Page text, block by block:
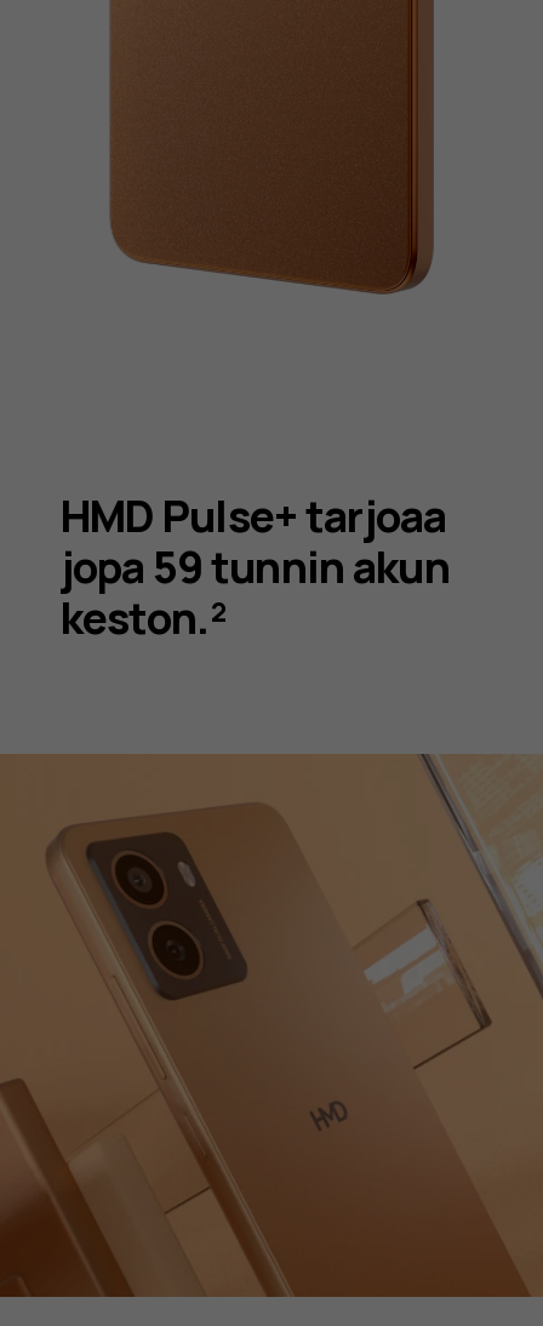
HMD Pulse+ tarjoaa
jopa 59 tunnin akun
keston.²